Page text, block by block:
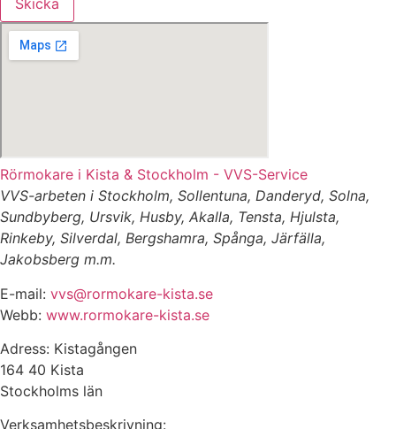
Skicka
Rörmokare i Kista & Stockholm - VVS-Service
VVS-arbeten i Stockholm, Sollentuna, Danderyd, Solna,
Sundbyberg, Ursvik, Husby, Akalla, Tensta, Hjulsta,
Rinkeby, Silverdal, Bergshamra, Spånga, Järfälla,
Jakobsberg m.m.
E-mail: vvs@rormokare-kista.se
Webb: www.rormokare-kista.se
Adress: Kistagången
164 40 Kista
Stockholms län
Verksamhetsbeskrivning: